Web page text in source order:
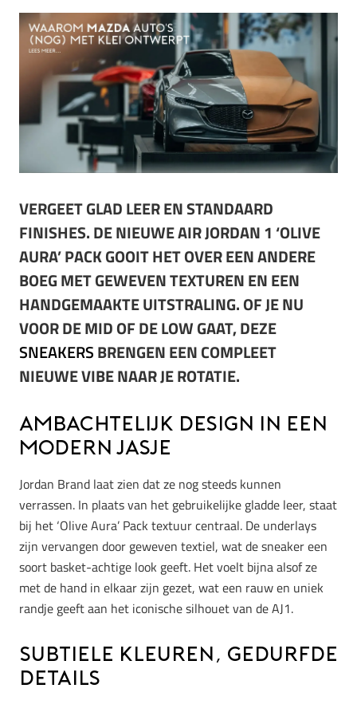
VERGEET GLAD LEER EN STANDAARD
FINISHES. DE NIEUWE AIR JORDAN 1 ‘OLIVE
AURA’ PACK GOOIT HET OVER EEN ANDERE
BOEG MET GEWEVEN TEXTUREN EN EEN
HANDGEMAAKTE UITSTRALING. OF JE NU
VOOR DE MID OF DE LOW GAAT, DEZE
SNEAKERSBRENGEN EEN COMPLEET
NIEUWE VIBE NAAR JE ROTATIE.
Ambachtelijk design in een
modern jasje
Jordan Brand laat zien dat ze nog steeds kunnen
verrassen. In plaats van het gebruikelijke gladde leer, staat
bij het ‘Olive Aura’ Pack textuur centraal. De underlays
zijn vervangen door geweven textiel, wat de sneaker een
soort basket-achtige look geeft. Het voelt bijna alsof ze
met de hand in elkaar zijn gezet, wat een rauw en uniek
randje geeft aan het iconische silhouet van de AJ1.
Subtiele kleuren, gedurfde
details